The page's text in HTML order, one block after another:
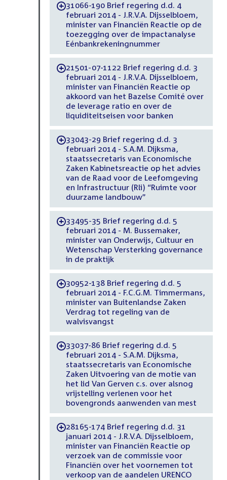
-31066-190 Brief regering d.d. 4
februari 2014 - J.R.V.A. Dijsselbloem,
minister van Financiën Reactie op de
toezegging over de impactanalyse
Eénbankrekeningnummer
-21501-07-1122 Brief regering d.d. 3
februari 2014 - J.R.V.A. Dijsselbloem,
minister van Financiën Reactie op
akkoord van het Bazelse Comité over
de leverage ratio en over de
liquiditeitseisen voor banken
-33043-29 Brief regering d.d. 3
februari 2014 - S.A.M. Dijksma,
staatssecretaris van Economische
Zaken Kabinetsreactie op het advies
van de Raad voor de Leefomgeving
en Infrastructuur (Rli) “Ruimte voor
duurzame landbouw”
-33495-35 Brief regering d.d. 5
februari 2014 - M. Bussemaker,
minister van Onderwijs, Cultuur en
Wetenschap Versterking governance
in de praktijk
-30952-138 Brief regering d.d. 5
februari 2014 - F.C.G.M. Timmermans,
minister van Buitenlandse Zaken
Verdrag tot regeling van de
walvisvangst
-33037-86 Brief regering d.d. 5
februari 2014 - S.A.M. Dijksma,
staatssecretaris van Economische
Zaken Uitvoering van de motie van
het lid Van Gerven c.s. over alsnog
vrijstelling verlenen voor het
bovengronds aanwenden van mest
-28165-174 Brief regering d.d. 31
januari 2014 - J.R.V.A. Dijsselbloem,
minister van Financiën Reactie op
verzoek van de commissie voor
Financiën over het voornemen tot
verkoop van de aandelen URENCO